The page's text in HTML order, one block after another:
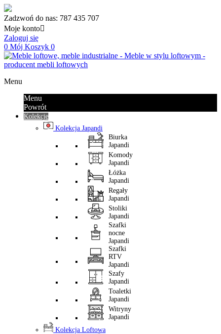
Zadzwoń do nas: 787 435 707
Moje konto
Zaloguj się
0 Mój Koszyk 0
Menu
Menu
Powrót
Kolekcje
Kolekcja Japandi
Biurka
Japandi
Komody
Japandi
Łóżka
Japandi
Regały
Japandi
Stoliki
Japandi
Szafki
nocne
Japandi
Szafki
RTV
Japandi
Szafy
Japandi
Toaletki
Japandi
Witryny
Japandi
Kolekcja Loftowa